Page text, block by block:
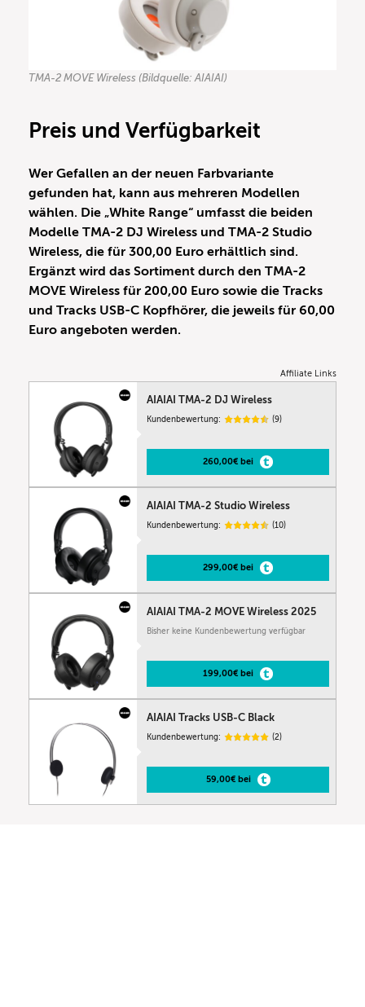
TMA-2 MOVE Wireless (Bildquelle: AIAIAI)
Preis und Verfügbarkeit
Wer Gefallen an der neuen Farbvariante
gefunden hat, kann aus mehreren Modellen
wählen. Die „White Range“ umfasst die beiden
Modelle TMA-2 DJ Wireless und TMA-2 Studio
Wireless, die für 300,00 Euro erhältlich sind.
Ergänzt wird das Sortiment durch den TMA-2
MOVE Wireless für 200,00 Euro sowie die Tracks
und Tracks USB-C Kopfhörer, die jeweils für 60,00
Euro angeboten werden.
Affiliate Links
AIAIAI TMA-2 DJ Wireless
Kundenbewertung: (9)
260,00€ bei
AIAIAI TMA-2 Studio Wireless
Kundenbewertung: (10)
299,00€ bei
AIAIAI TMA-2 MOVE Wireless 2025
Bisher keine Kundenbewertung verfügbar
199,00€ bei
AIAIAI Tracks USB-C Black
Kundenbewertung: (2)
59,00€ bei